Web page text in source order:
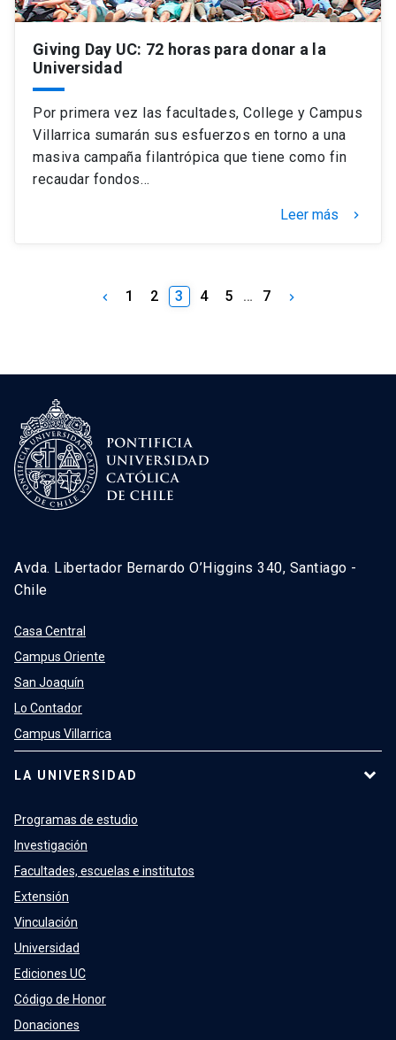
Giving Day UC: 72 horas para donar a la
Universidad
Por primera vez las facultades, College y Campus
Villarrica sumarán sus esfuerzos en torno a una
masiva campaña filantrópica que tiene como fin
recaudar fondos…
Leer más keyboard_arrow_right
keyboard_arrow_left 1 2 3 4 5 … 7 keyboard_arrow_right
Avda. Libertador Bernardo O’Higgins 340, Santiago -
Chile
Casa Central
Campus Oriente
San Joaquín
Lo Contador
Campus Villarrica
LA UNIVERSIDAD
Programas de estudio
Investigación
Facultades, escuelas e institutos
Extensión
Vinculación
Universidad
Ediciones UC
Código de Honor
Donaciones